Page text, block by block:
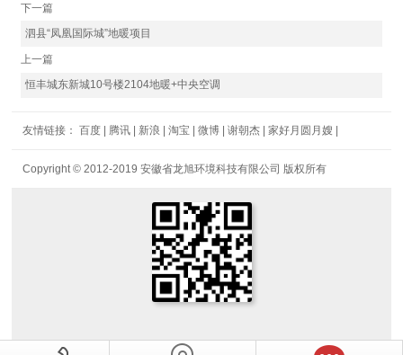
下一篇
泗县“凤凰国际城”地暖项目
上一篇
恒丰城东新城10号楼2104地暖+中央空调
友情链接： 百度| 腾讯| 新浪 淘宝 微博| 谢朝杰| 家好月圆月嫂
Copyright © 2012-2019 安徽省龙旭环境科技有限公司 版权所有